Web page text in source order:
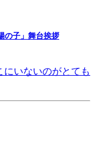
の子」舞台挨拶
いないのがとても